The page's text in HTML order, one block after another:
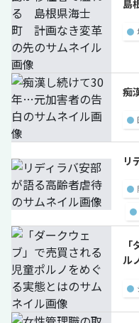
島
●
痴
●
リ
●
●
ル
●